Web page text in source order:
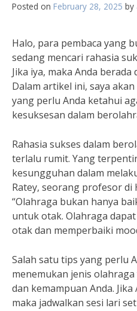
Posted on February 28, 2025 by
Halo, para pembaca yang
sedang mencari rahasia
Jika iya, maka Anda
Dalam artikel ini, saya
yang perlu Anda ketahui
kesuksesan dalam
Rahasia sukses dalam
terlalu rumit. Yang
kesungguhan dalam
Ratey, seorang profesor di
“Olahraga bukan hanya
untuk otak. Olahraga
otak dan memperbaiki
Salah satu tips yang perlu
menemukan jenis
dan kemampuan Anda.
maka jadwalkan sesi lari